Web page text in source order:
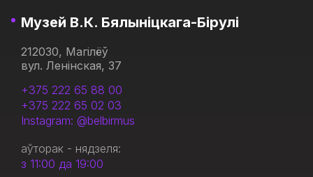
Музей В.К. Бялыніцкага-Бірулі
212030, Магілёў
вул. Ленінская, 37
+375 222 65 88 00
+375 222 65 02 03
Instagram: @belbirmus
аўторак - нядзеля:
з 11:00 да 19:00